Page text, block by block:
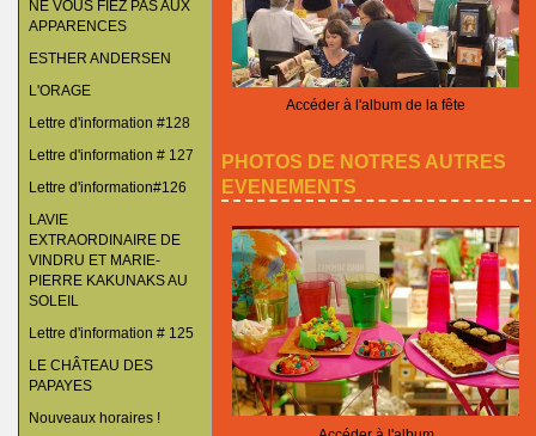
NE VOUS FIEZ PAS AUX
APPARENCES
ESTHER ANDERSEN
L'ORAGE
Lettre d'information #128
Lettre d'information # 127
Lettre d'information#126
LAVIE
EXTRAORDINAIRE DE
VINDRU ET MARIE-
PIERRE KAKUNAKS AU
SOLEIL
Lettre d'information # 125
LE CHÂTEAU DES
PAPAYES
Nouveaux horaires !
Accéder à l'album de la fête
PHOTOS DE NOTRES AUTRES
EVENEMENTS